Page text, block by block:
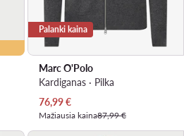
Palanki kaina
Marc O'Polo
Kardiganas · Pilka
Dabartinė kaina
76,99€
Mažiausia kaina87,99 €